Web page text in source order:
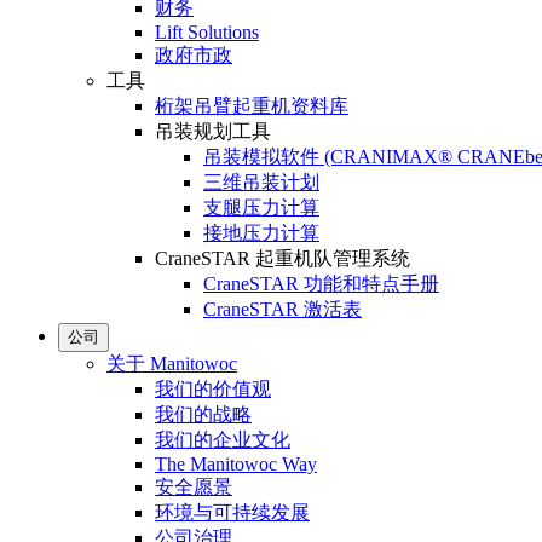
财务
Lift Solutions
政府市政
工具
桁架吊臂起重机资料库
吊装规划工具
吊装模拟软件 (CRANIMAX®
三维吊装计划
支腿压力计算
接地压力计算
CraneSTAR 起重机队管理系统
CraneSTAR 功能和特点手册
CraneSTAR 激活表
公司
关于 Manitowoc
我们的价值观
我们的战略
我们的企业文化
The Manitowoc Way
安全愿景
环境与可持续发展
公司治理